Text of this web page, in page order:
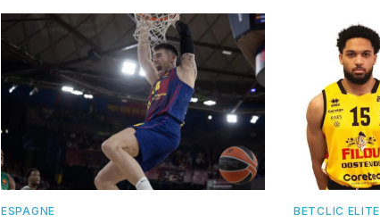
ESPAGNE BETCLIC ELITE